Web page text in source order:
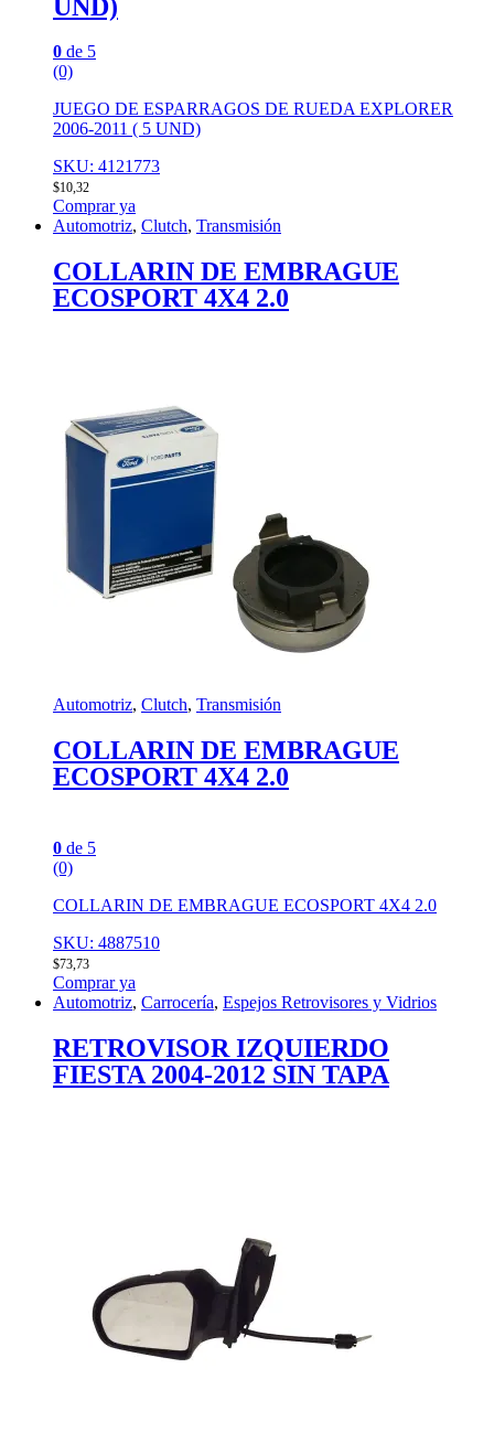
UND)
0 de 5
(0)
JUEGO DE ESPARRAGOS DE RUEDA EXPLORER
2006-2011 ( 5 UND)
SKU: 4121773
$10,32
Comprar ya
Automotriz, Clutch, Transmisión
COLLARIN DE EMBRAGUE
ECOSPORT 4X4 2.0
Automotriz, Clutch, Transmisión
COLLARIN DE EMBRAGUE
ECOSPORT 4X4 2.0
0 de 5
(0)
COLLARIN DE EMBRAGUE ECOSPORT 4X4 2.0
SKU: 4887510
$73,73
Comprar ya
Automotriz, Carrocería, Espejos Retrovisores y Vidrios
RETROVISOR IZQUIERDO
FIESTA 2004-2012 SIN TAPA